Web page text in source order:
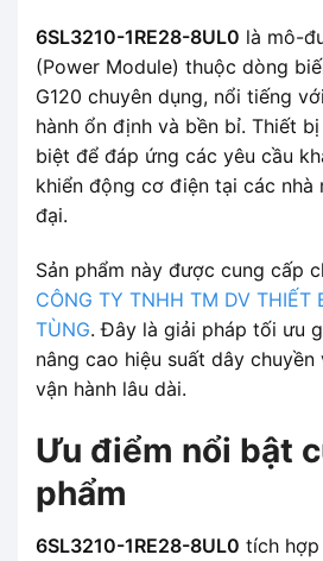
6SL3210-1RE28-8UL0 là mô-
(Power Module) thuộc dòng
G120 chuyên dụng, nổi tiếng
hành ổn định và bền bỉ. Thiết
biệt để đáp ứng các yêu cầu
khiển động cơ điện tại các nhà
đại.
Sản phẩm này được cung cấp
CÔNG TY TNHH TM DV THIẾT
TÙNG. Đây là giải pháp tối ưu
nâng cao hiệu suất dây
vận hành lâu dài.
Ưu điểm nổi bật
phẩm
6SL3210-1RE28-8UL0 tích